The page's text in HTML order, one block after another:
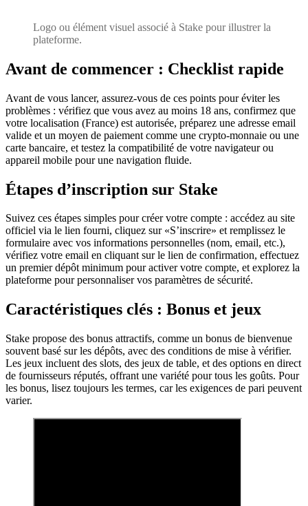
Logo ou élément visuel associé à Stake pour illustrer la
plateforme.
Avant de commencer : Checklist rapide
Avant de vous lancer, assurez-vous de ces points pour éviter les
problèmes : vérifiez que vous avez au moins 18 ans, confirmez que
votre localisation (France) est autorisée, préparez une adresse email
valide et un moyen de paiement comme une crypto-monnaie ou une
carte bancaire, et testez la compatibilité de votre navigateur ou
appareil mobile pour une navigation fluide.
Étapes d’inscription sur Stake
Suivez ces étapes simples pour créer votre compte : accédez au site
officiel via le lien fourni, cliquez sur «S’inscrire» et remplissez le
formulaire avec vos informations personnelles (nom, email, etc.),
vérifiez votre email en cliquant sur le lien de confirmation, effectuez
un premier dépôt minimum pour activer votre compte, et explorez la
plateforme pour personnaliser vos paramètres de sécurité.
Caractéristiques clés : Bonus et jeux
Stake propose des bonus attractifs, comme un bonus de bienvenue
souvent basé sur les dépôts, avec des conditions de mise à vérifier.
Les jeux incluent des slots, des jeux de table, et des options en direct
de fournisseurs réputés, offrant une variété pour tous les goûts. Pour
les bonus, lisez toujours les termes, car les exigences de pari peuvent
varier.